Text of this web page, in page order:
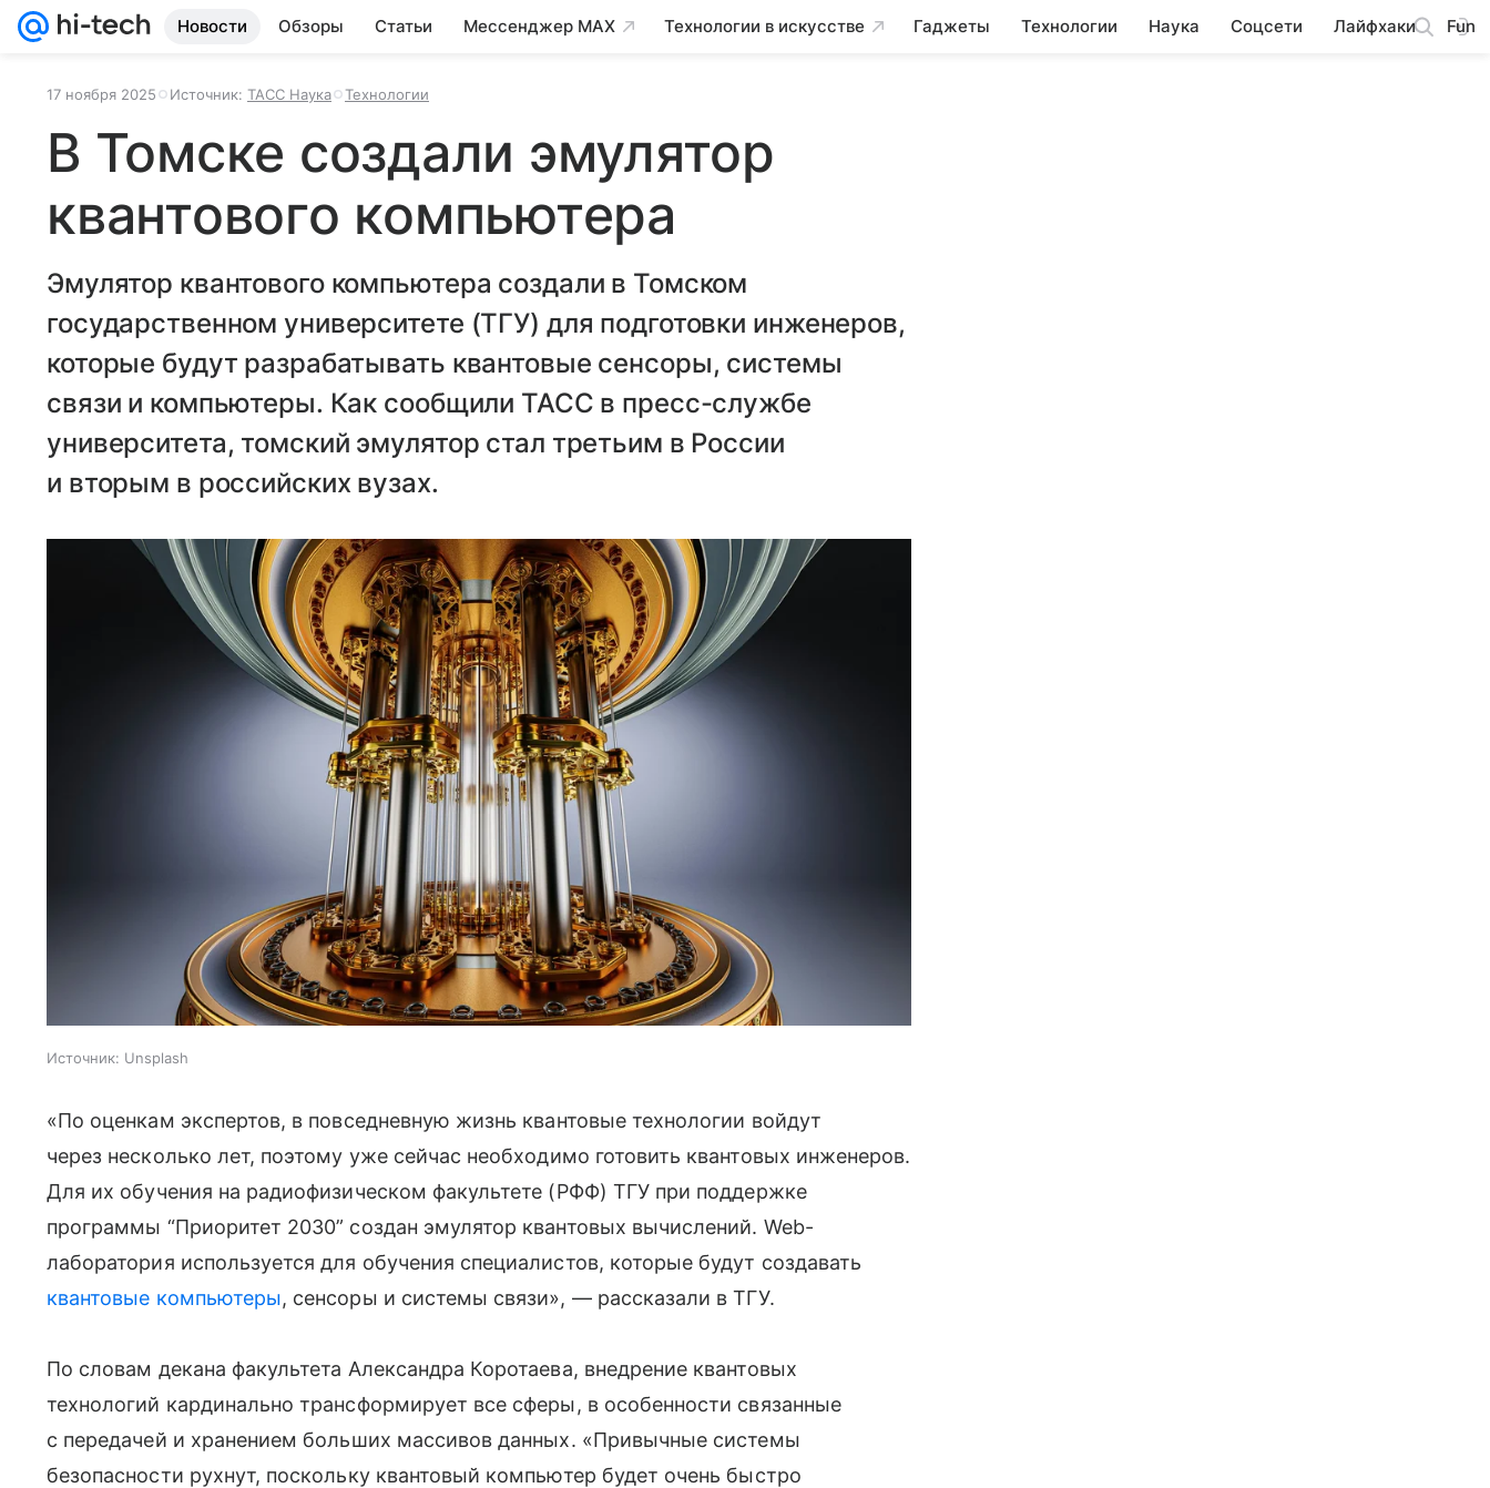
Новости Обзоры Статьи Мессенджер MAX Технологии в искусстве Гаджеты Технологии Наука Соцсети Лайфхаки Fun
17 ноября 2025 Источник: ТАСС Наука Технологии
В Томске создали эмулятор
квантового компьютера
Эмулятор квантового компьютера создали в Томском
государственном университете (ТГУ) для подготовки инженеров,
которые будут разрабатывать квантовые сенсоры, системы
связи и компьютеры. Как сообщили ТАСС в пресс-службе
университета, томский эмулятор стал третьим в России
и вторым в российских вузах.
Источник: Unsplash
«По оценкам экспертов, в повседневную жизнь квантовые технологии войдут
через несколько лет, поэтому уже сейчас необходимо готовить квантовых инженеров.
Для их обучения на радиофизическом факультете (РФФ) ТГУ при поддержке
программы “Приоритет 2030” создан эмулятор квантовых вычислений. Web-
лаборатория используется для обучения специалистов, которые будут создавать
квантовые компьютеры, сенсоры и системы связи», — рассказали в ТГУ.
По словам декана факультета Александра Коротаева, внедрение квантовых
технологий кардинально трансформирует все сферы, в особенности связанные
с передачей и хранением больших массивов данных. «Привычные системы
безопасности рухнут, поскольку квантовый компьютер будет очень быстро